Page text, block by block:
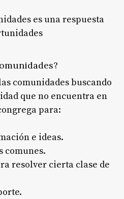
es una respuesta
comunidades buscando
que no encuentra en
para:
e ideas.
comunes.
resolver cierta clase de